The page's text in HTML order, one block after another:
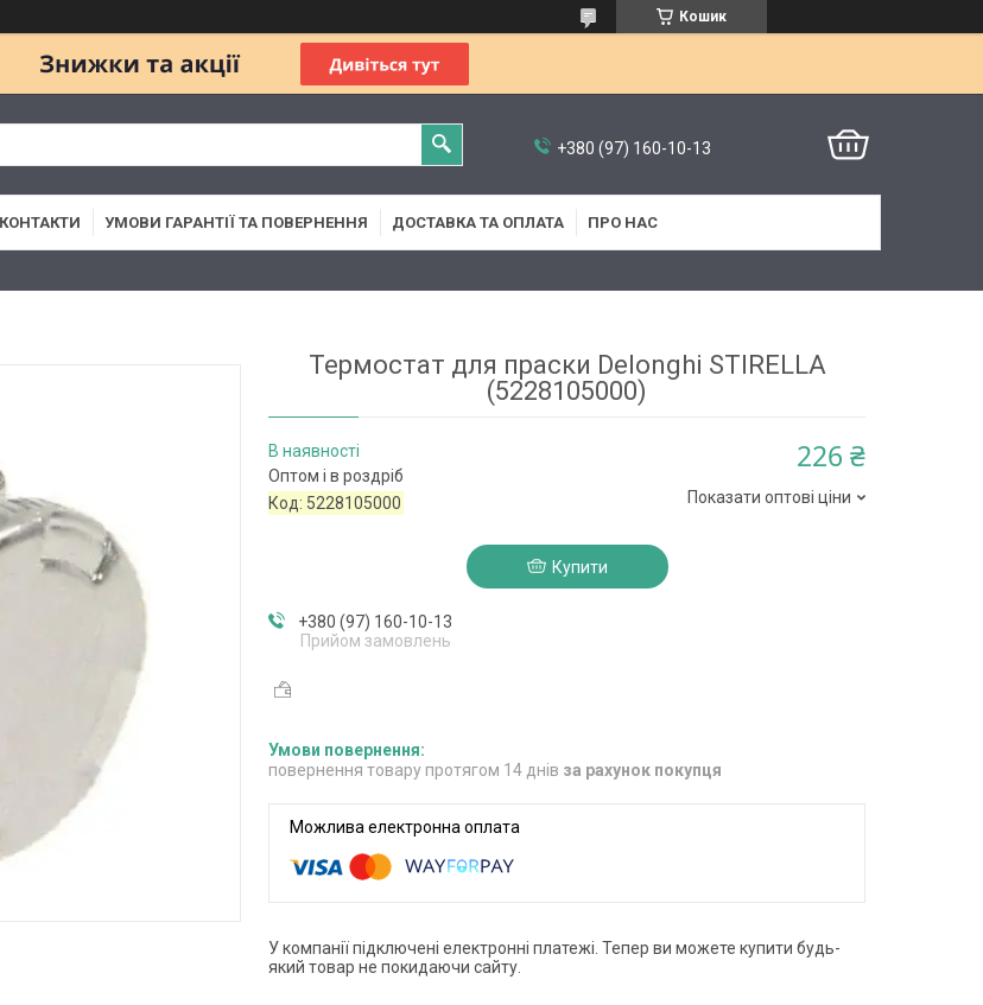
Кошик
+380 (97) 160-10-13
КОНТАКТИ УМОВИ ГАРАНТІЇ ТА ПОВЕРНЕННЯ ДОСТАВКА ТА ОПЛАТА ПРО НАС
Термостат для праски Delonghi STIRELLA
(5228105000)
В наявності
Оптом і в роздріб
Код: 5228105000
226 ₴
Показати оптові ціни
Купити
+380 (97) 160-10-13
Прийом замовлень
повернення товару протягом 14 днів за рахунок покупця
У компанії підключені електронні платежі. Тепер ви можете купити будь-
який товар не покидаючи сайту.